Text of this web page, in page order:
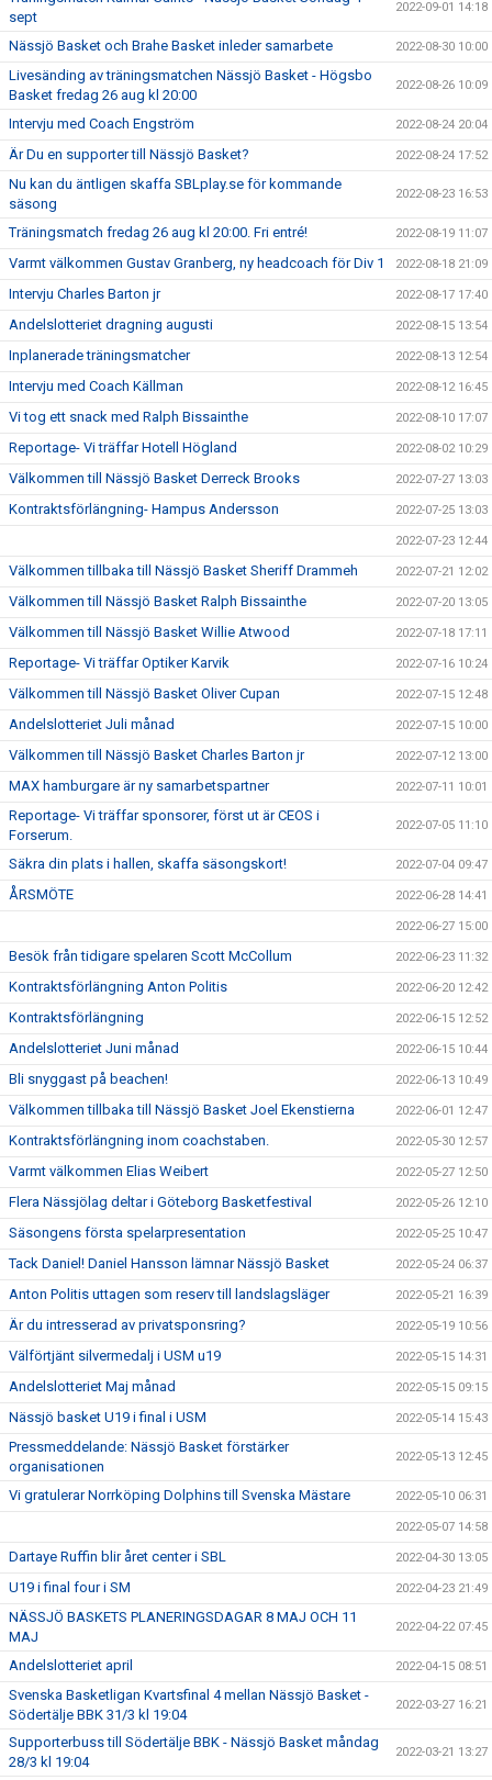
sept
2022-09-01 14:18
Nässjö Basket och Brahe Basket inleder samarbete 2022-08-30 10:00
Livesänding av träningsmatchen Nässjö Basket - Högsbo
Basket fredag 26 aug kl 20:00
2022-08-26 10:09
Intervju med Coach Engström 2022-08-24 20:04
Är Du en supporter till Nässjö Basket? 2022-08-24 17:52
Nu kan du äntligen skaffa SBLplay.se för kommande
säsong
2022-08-23 16:53
Träningsmatch fredag 26 aug kl 20:00. Fri entré! 2022-08-19 11:07
Varmt välkommen Gustav Granberg, ny headcoach för Div 1 2022-08-18 21:09
Intervju Charles Barton jr 2022-08-17 17:40
Andelslotteriet dragning augusti 2022-08-15 13:54
Inplanerade träningsmatcher 2022-08-13 12:54
Intervju med Coach Källman 2022-08-12 16:45
Vi tog ett snack med Ralph Bissainthe 2022-08-10 17:07
Reportage- Vi träffar Hotell Högland 2022-08-02 10:29
Välkommen till Nässjö Basket Derreck Brooks 2022-07-27 13:03
Kontraktsförlängning- Hampus Andersson 2022-07-25 13:03
2022-07-23 12:44
Välkommen tillbaka till Nässjö Basket Sheriff Drammeh 2022-07-21 12:02
Välkommen till Nässjö Basket Ralph Bissainthe 2022-07-20 13:05
Välkommen till Nässjö Basket Willie Atwood 2022-07-18 17:11
Reportage- Vi träffar Optiker Karvik 2022-07-16 10:24
Välkommen till Nässjö Basket Oliver Cupan 2022-07-15 12:48
Andelslotteriet Juli månad 2022-07-15 10:00
Välkommen till Nässjö Basket Charles Barton jr 2022-07-12 13:00
MAX hamburgare är ny samarbetspartner 2022-07-11 10:01
Reportage- Vi träffar sponsorer, först ut är CEOS i
Forserum.
2022-07-05 11:10
Säkra din plats i hallen, skaffa säsongskort! 2022-07-04 09:47
ÅRSMÖTE 2022-06-28 14:41
2022-06-27 15:00
Besök från tidigare spelaren Scott McCollum 2022-06-23 11:32
Kontraktsförlängning Anton Politis 2022-06-20 12:42
Kontraktsförlängning 2022-06-15 12:52
Andelslotteriet Juni månad 2022-06-15 10:44
Bli snyggast på beachen! 2022-06-13 10:49
Välkommen tillbaka till Nässjö Basket Joel Ekenstierna 2022-06-01 12:47
Kontraktsförlängning inom coachstaben. 2022-05-30 12:57
Varmt välkommen Elias Weibert 2022-05-27 12:50
Flera Nässjölag deltar i Göteborg Basketfestival 2022-05-26 12:10
Säsongens första spelarpresentation 2022-05-25 10:47
Tack Daniel! Daniel Hansson lämnar Nässjö Basket 2022-05-24 06:37
Anton Politis uttagen som reserv till landslagsläger 2022-05-21 16:39
Är du intresserad av privatsponsring? 2022-05-19 10:56
Välförtjänt silvermedalj i USM u19 2022-05-15 14:31
Andelslotteriet Maj månad 2022-05-15 09:15
Nässjö basket U19 i final i USM 2022-05-14 15:43
Pressmeddelande: Nässjö Basket förstärker
organisationen
2022-05-13 12:45
Vi gratulerar Norrköping Dolphins till Svenska Mästare 2022-05-10 06:31
2022-05-07 14:58
Dartaye Ruffin blir året center i SBL 2022-04-30 13:05
U19 i final four i SM 2022-04-23 21:49
NÄSSJÖ BASKETS PLANERINGSDAGAR 8 MAJ OCH 11
MAJ
2022-04-22 07:45
Andelslotteriet april 2022-04-15 08:51
Svenska Basketligan Kvartsfinal 4 mellan Nässjö Basket -
Södertälje BBK 31/3 kl 19:04
2022-03-27 16:21
Supporterbuss till Södertälje BBK - Nässjö Basket måndag
28/3 kl 19:04
2022-03-21 13:27